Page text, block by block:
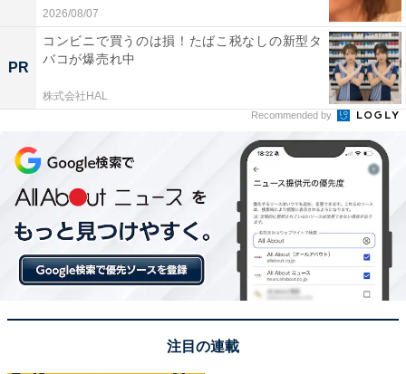
2026/08/07
PR
コンビニで買うのは損！たばこ税なしの新型タ
バコが爆売れ中
株式会社HAL
Recommended by
注目の連載